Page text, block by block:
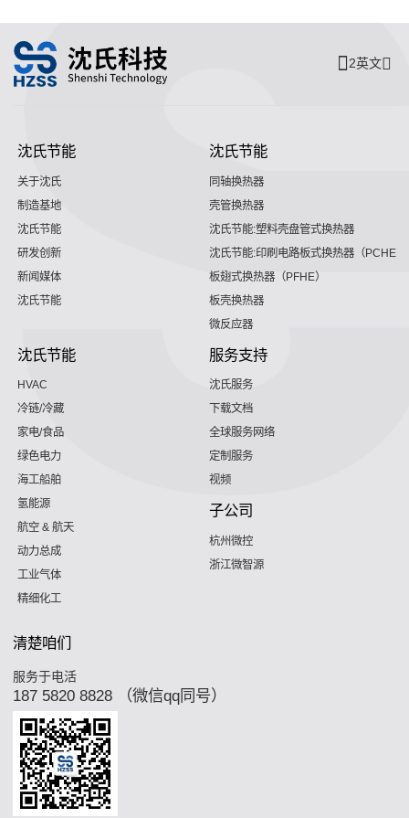
2英文
沈氏节能
关于沈氏
制造基地
沈氏节能
研发创新
新闻媒体
沈氏节能
沈氏节能
同轴换热器
壳管换热器
沈氏节能:塑料壳盘管式换热器
沈氏节能:印刷电路板式换热器（PCHE）
板翅式换热器（PFHE）
板壳换热器
微反应器
沈氏节能
HVAC
冷链/冷藏
家电/食品
绿色电力
海工船舶
氢能源
航空 & 航天
动力总成
工业气体
精细化工
服务支持
沈氏服务
下载文档
全球服务网络
定制服务
视频
子公司
杭州微控
浙江微智源
清楚咱们
服务于电活
187 5820 8828 （微信qq同号）